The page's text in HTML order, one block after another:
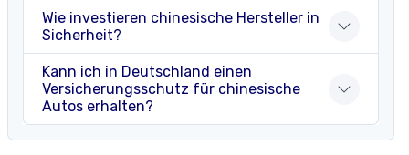
Wie investieren chinesische Hersteller in
Sicherheit?
Kann ich in Deutschland einen
Versicherungsschutz für chinesische
Autos erhalten?